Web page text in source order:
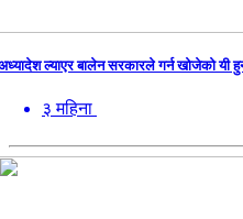
ल्याएर बालेन सरकारले गर्न खोजेको यी
३ महिना